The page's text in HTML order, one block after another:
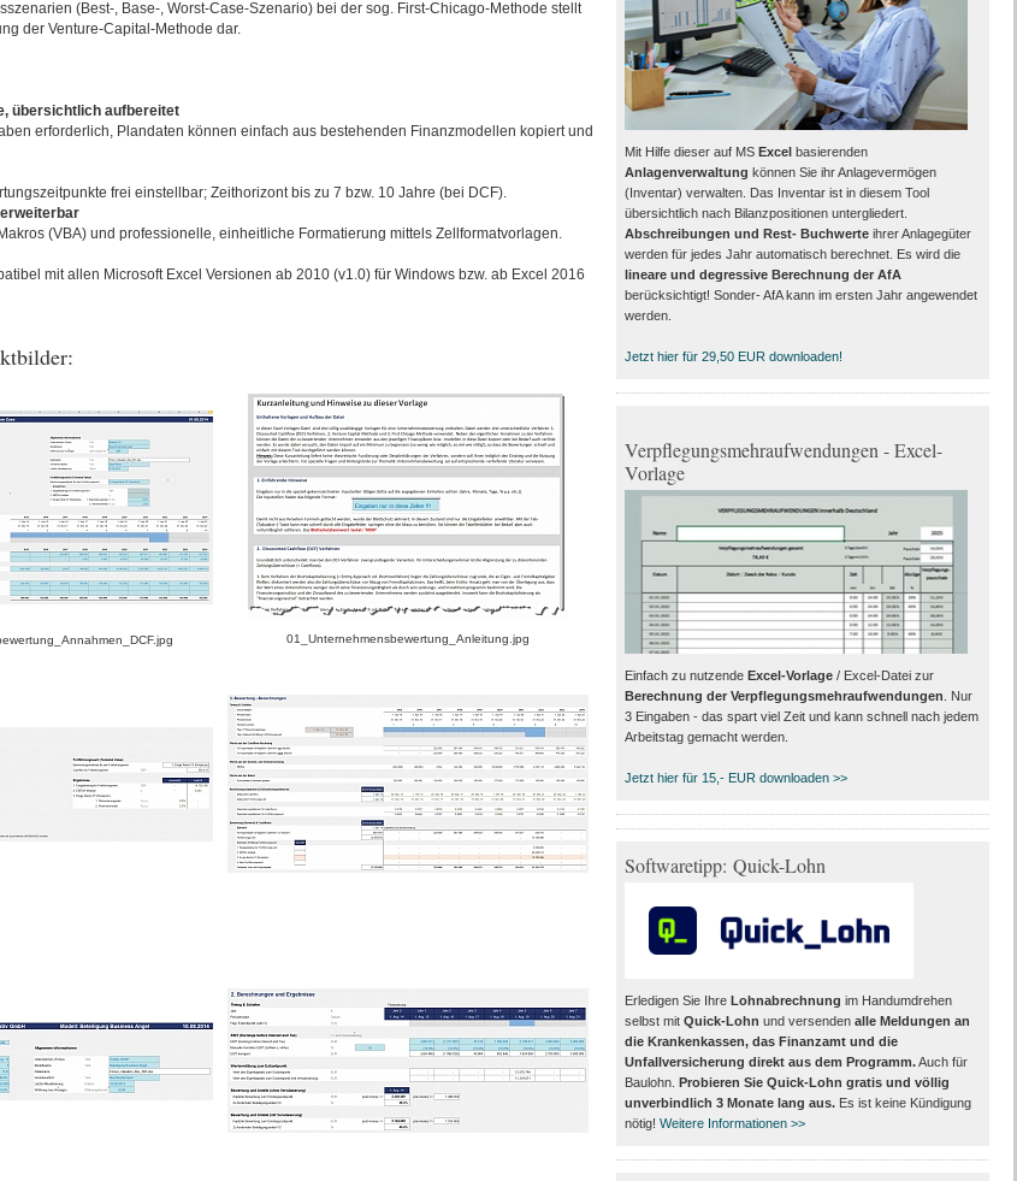
(Best-, Base-, Worst-Case-Szenario) bei der sog. First-Chicago-Methode stellt
der Venture-Capital-Methode dar.
übersichtlich aufbereitet
erforderlich, Plandaten können einfach aus bestehenden Finanzmodellen kopiert und
frei einstellbar; Zeithorizont bis zu 7 bzw. 10 Jahre (bei DCF).
(VBA) und professionelle, einheitliche Formatierung mittels Zellformatvorlagen.
mit allen Microsoft Excel Versionen ab 2010 (v1.0) für Windows bzw. ab Excel 2016
01_Unternehmensbewertung_Anleitung.jpg
Mit Hilfe dieser auf MS Excelbasierenden
Anlagenverwaltung können Sie ihr Anlagevermögen
(Inventar) verwalten. Das Inventar ist in diesem Tool
übersichtlich nach Bilanzpositionen untergliedert.
Abschreibungen und Rest- Buchwerteihrer Anlagegüter
werden für jedes Jahr automatisch berechnet. Es wird die
lineare und degressive Berechnung der AfA
berücksichtigt! Sonder- AfA kann im ersten Jahr angewendet
werden.
Jetzt hier für 29,50 EUR downloaden!
Verpflegungsmehraufwendungen - Excel-
Vorlage
Einfach zu nutzende Excel-Vorlage/ Excel-Datei zur
Berechnung der Verpflegungsmehraufwendungen . Nur
3 Eingaben - das spart viel Zeit und kann schnell nach jedem
Arbeitstag gemacht werden.
Jetzt hier für 15,- EUR downloaden >>
Softwaretipp: Quick-Lohn
Erledigen Sie IhreLohnabrechnung im Handumdrehen
selbst mitQuick-Lohn und versendenalle Meldungen an
die Krankenkassen, das Finanzamt und die
Unfallversicherung direkt aus dem Programm.Auch für
Baulohn. Probieren Sie Quick-Lohn gratis und völlig
unverbindlich 3 Monate lang aus. Es ist keine Kündigung
nötig! Weitere Informationen >>